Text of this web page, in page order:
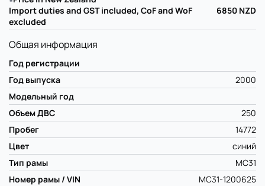
Import duties and GST included, CoF and WoF
excluded
6850 NZD
Общая информация
Год регистрации
Год выпуска
2000
Модельный год
Объем ДВС
250
Пробег
14772
Цвет
синий
Тип рамы
MC31
Номер рамы / VIN
MC31-1200625